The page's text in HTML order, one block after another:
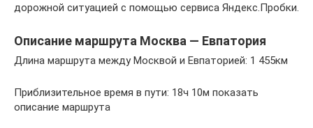
дорожной ситуацией с помощью сервиса Яндекс.Пробки.
Описание маршрута Москва — Евпатория
Длина маршрута между Москвой и Евпаторией: 1 455км
Приблизительное время в пути: 18ч 10м показать
описание маршрута